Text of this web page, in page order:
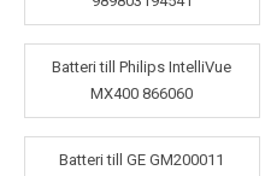
Batteri till Philips IntelliVue
MX400 866060
Batteri till GE GM200011